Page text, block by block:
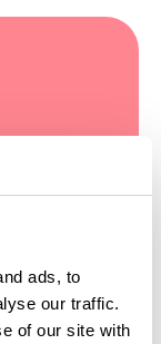
ads, to
our traffic.
of our site with
unikke